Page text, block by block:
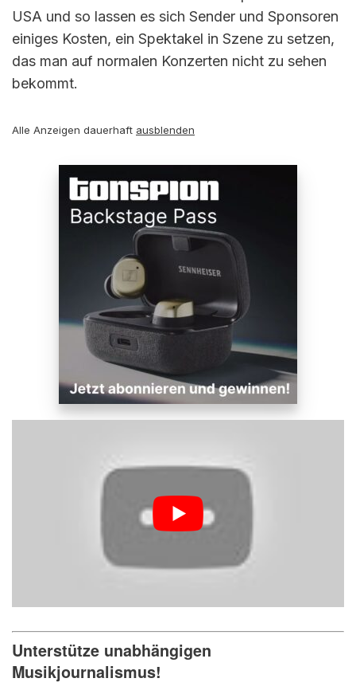
USA und so lassen es sich Sender und Sponsoren
einiges Kosten, ein Spektakel in Szene zu setzen,
das man auf normalen Konzerten nicht zu sehen
bekommt.
Alle Anzeigen dauerhaft ausblenden
Unterstütze unabhängigen
Musikjournalismus!